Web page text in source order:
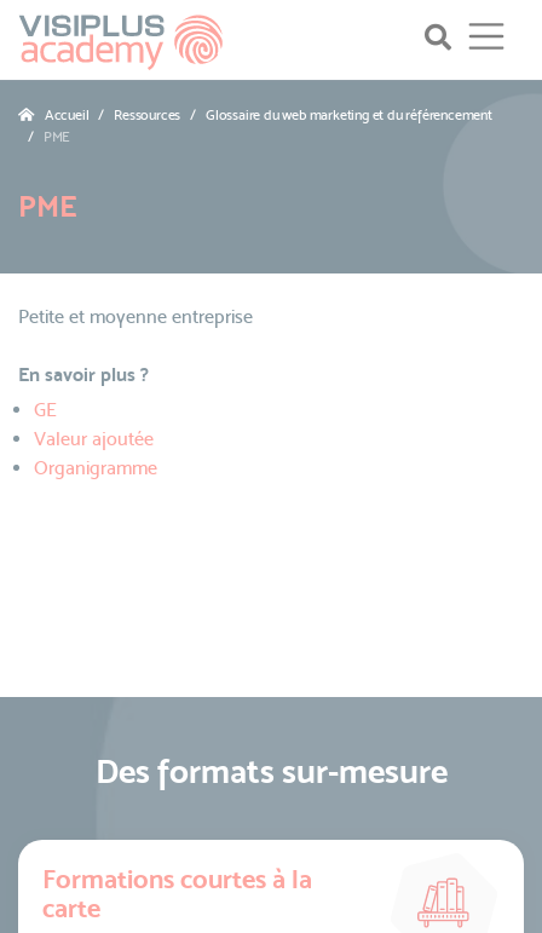
Accueil Ressources
Glossaire du web marketing et du référencement
PME
PME
Petite et moyenne entreprise
En savoir plus ?
GE
Valeur ajoutée
Organigramme
Des formats sur-mesure
Formations courtes à la
carte